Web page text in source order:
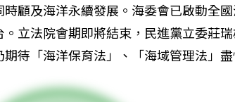
顧及海洋永續發展。海委會已啟動全
立法院會期即將結束，民進黨立委莊
待「海洋保育法」、「海域管理法」盡